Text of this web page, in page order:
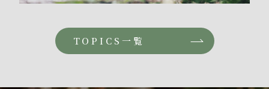
TOPICS一覧